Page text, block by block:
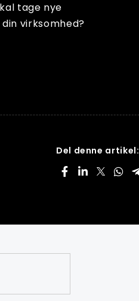
tage nye
virksomhed?
Del denne artikel: